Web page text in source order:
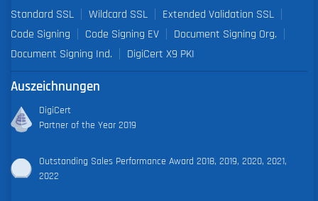
Standard SSL Wildcard SSL
Extended Validation SSL
Code Signing
Code Signing EV
Document Signing Org.
Document Signing Ind.
DigiCert X9 PKI
Auszeichnungen
DigiCert
Partner of the Year 2019
Outstanding Sales Performance Award 2018, 2019, 2020, 2021,
2022